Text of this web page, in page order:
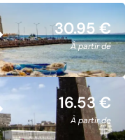
30.95 €
À partir de
16.53 €
À partir de